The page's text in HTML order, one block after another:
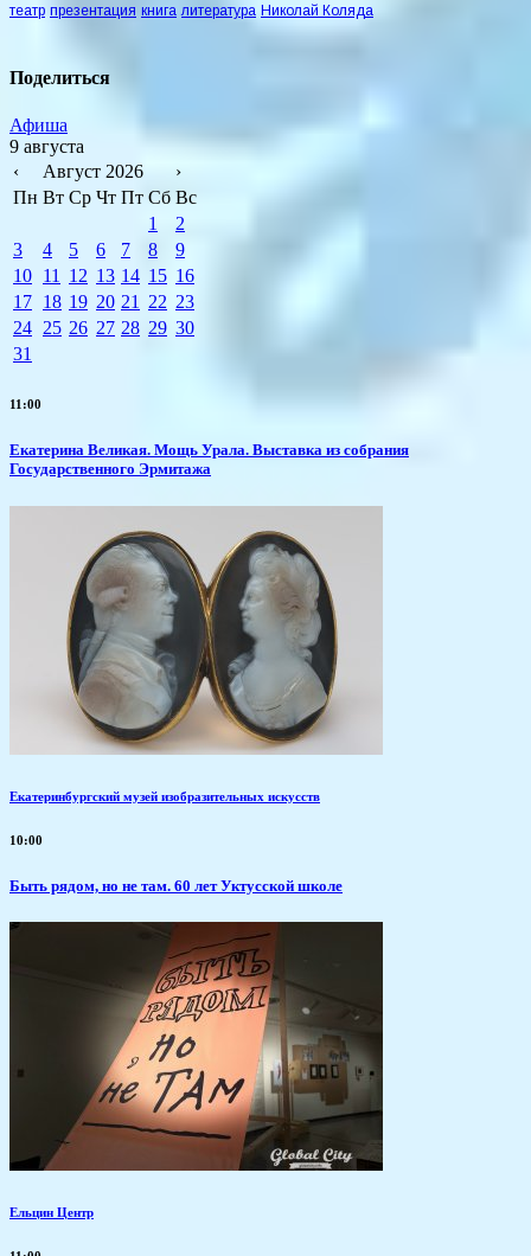
театр презентация книга литература Николай Коляда
Поделиться
Афиша
9 августа
‹
Август 2026
›
Пн Вт Ср Чт Пт Сб Вс
1
2
3
4 5 6 7 8
9
10 11 12 13 14 15 16
17 18 19 20 21 22 23
24 25 26 27 28 29 30
31
11:00
​Екатерина Великая. Мощь Урала. Выставка из собрания
Государственного Эрмитажа
Екатеринбургский музей изобразительных искусств
10:00
Быть рядом, но не там. 60 лет Уктусской школе
Ельцин Центр